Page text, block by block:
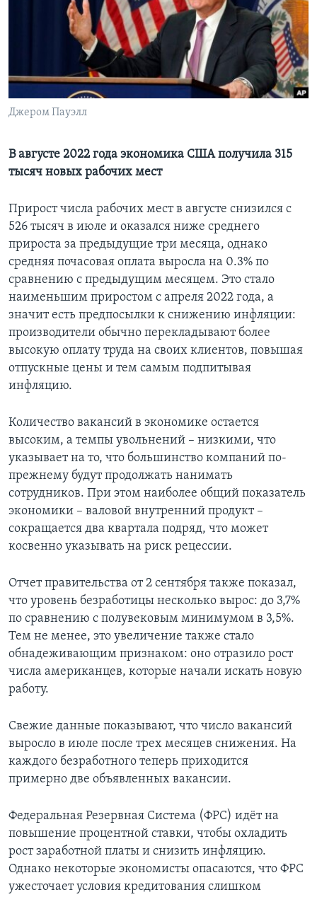
Learning English
СОЦИАЛЬНЫЕ СЕТИ
Джером Пауэлл
В августе 2022 года экономика США получила 315
тысяч новых рабочих мест
Прирост числа рабочих мест в августе снизился с
526 тысяч в июле и оказался ниже среднего
прироста за предыдущие три месяца, однако
средняя почасовая оплата выросла на 0.3% по
сравнению с предыдущим месяцем. Это стало
наименьшим приростом с апреля 2022 года, а
значит есть предпосылки к снижению инфляции:
производители обычно перекладывают более
высокую оплату труда на своих клиентов, повышая
отпускные цены и тем самым подпитывая
инфляцию.
Количество вакансий в экономике остается
высоким, а темпы увольнений – низкими, что
указывает на то, что большинство компаний по-
прежнему будут продолжать нанимать
сотрудников. При этом наиболее общий показатель
экономики – валовой внутренний продукт –
сокращается два квартала подряд, что может
косвенно указывать на риск рецессии.
Отчет правительства от 2 сентября также показал,
что уровень безработицы несколько вырос: до 3,7%
по сравнению с полувековым минимумом в 3,5%.
Тем не менее, это увеличение также стало
обнадеживающим признаком: оно отразило рост
числа американцев, которые начали искать новую
работу.
Свежие данные показывают, что число вакансий
выросло в июле после трех месяцев снижения. На
каждого безработного теперь приходится
примерно две объявленных вакансии.
Федеральная Резервная Система (ФРС) идёт на
повышение процентной ставки, чтобы охладить
рост заработной платы и снизить инфляцию.
Однако некоторые экономисты опасаются, что ФРС
ужесточает условия кредитования слишком